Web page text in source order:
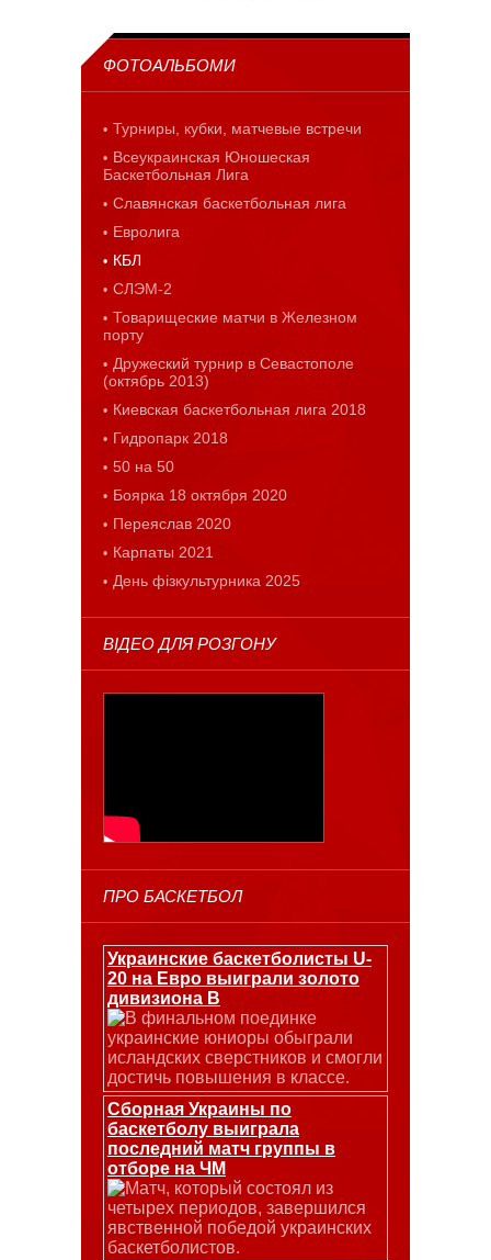
ФОТОАЛЬБОМИ
Турниры, кубки, матчевые встречи
Всеукраинская Юношеская
Баскетбольная Лига
Славянская баскетбольная лига
Евролига
КБЛ
СЛЭМ-2
Товарищеские матчи в Железном
порту
Дружеский турнир в Севастополе
(октябрь 2013)
Киевская баскетбольная лига 2018
Гидропарк 2018
50 на 50
Боярка 18 октября 2020
Переяслав 2020
Карпаты 2021
День фізкультурника 2025
ВІДЕО ДЛЯ РОЗГОНУ
ПРО БАСКЕТБОЛ
Украинские баскетболисты U-
20 на Евро выиграли золото
дивизиона В
В финальном поединке
украинские юниоры обыграли
исландских сверстников и смогли
достичь повышения в классе.
Сборная Украины по
баскетболу выиграла
последний матч группы в
отборе на ЧМ
Матч, который состоял из
четырех периодов, завершился
явственной победой украинских
баскетболистов.